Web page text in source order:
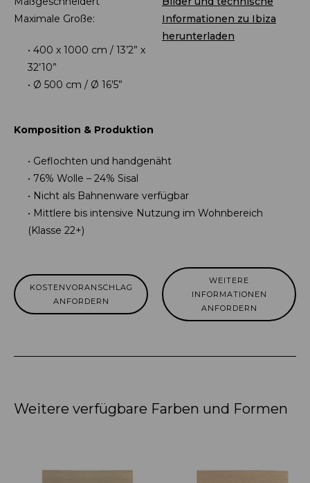
Maximale Große:
400 x 1000 cm / 13’2” x
32’10”
Ø 500 cm / Ø 16’5”
Informationen zu Ibiza
herunterladen
Komposition & Produktion
Geflochten und handgenäht
76% Wolle – 24% Sisal
Nicht als Bahnenware verfügbar
Mittlere bis intensive Nutzung im Wohnbereich
(Klasse 22+)
KOSTENVORANSCHLAG
ANFORDERN
WEITERE
INFORMATIONEN
ANFORDERN
Weitere verfügbare Farben und Formen